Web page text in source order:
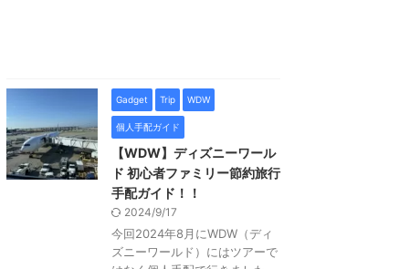
Gadget Trip WDW
個人手配ガイド
【WDW】ディズニーワール
ド 初心者ファミリー節約旅行
手配ガイド！！
2024/9/17
今回2024年8月にWDW（ディ
ズニーワールド）にはツアーで